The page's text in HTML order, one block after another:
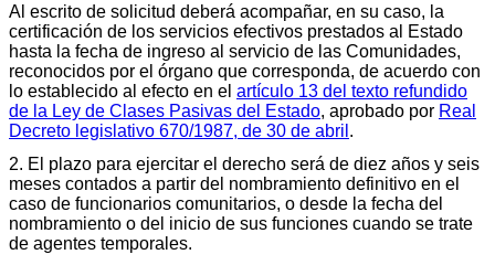
Al escrito de solicitud deberá acompañar, en su caso, la
certificación de los servicios efectivos prestados al Estado
hasta la fecha de ingreso al servicio de las Comunidades,
reconocidos por el órgano que corresponda, de acuerdo con
lo establecido al efecto en el artículo 13 del texto refundido
de la Ley de Clases Pasivas del Estado, aprobado por Real
Decreto legislativo 670/1987, de 30 de abril .
2. El plazo para ejercitar el derecho será de diez años y seis
meses contados a partir del nombramiento definitivo en el
caso de funcionarios comunitarios, o desde la fecha del
nombramiento o del inicio de sus funciones cuando se trate
de agentes temporales.